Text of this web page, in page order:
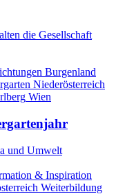
die Gesellschaft
Burgenland
Niederösterreich
Wien
und Umwelt
& Inspiration
Weiterbildung